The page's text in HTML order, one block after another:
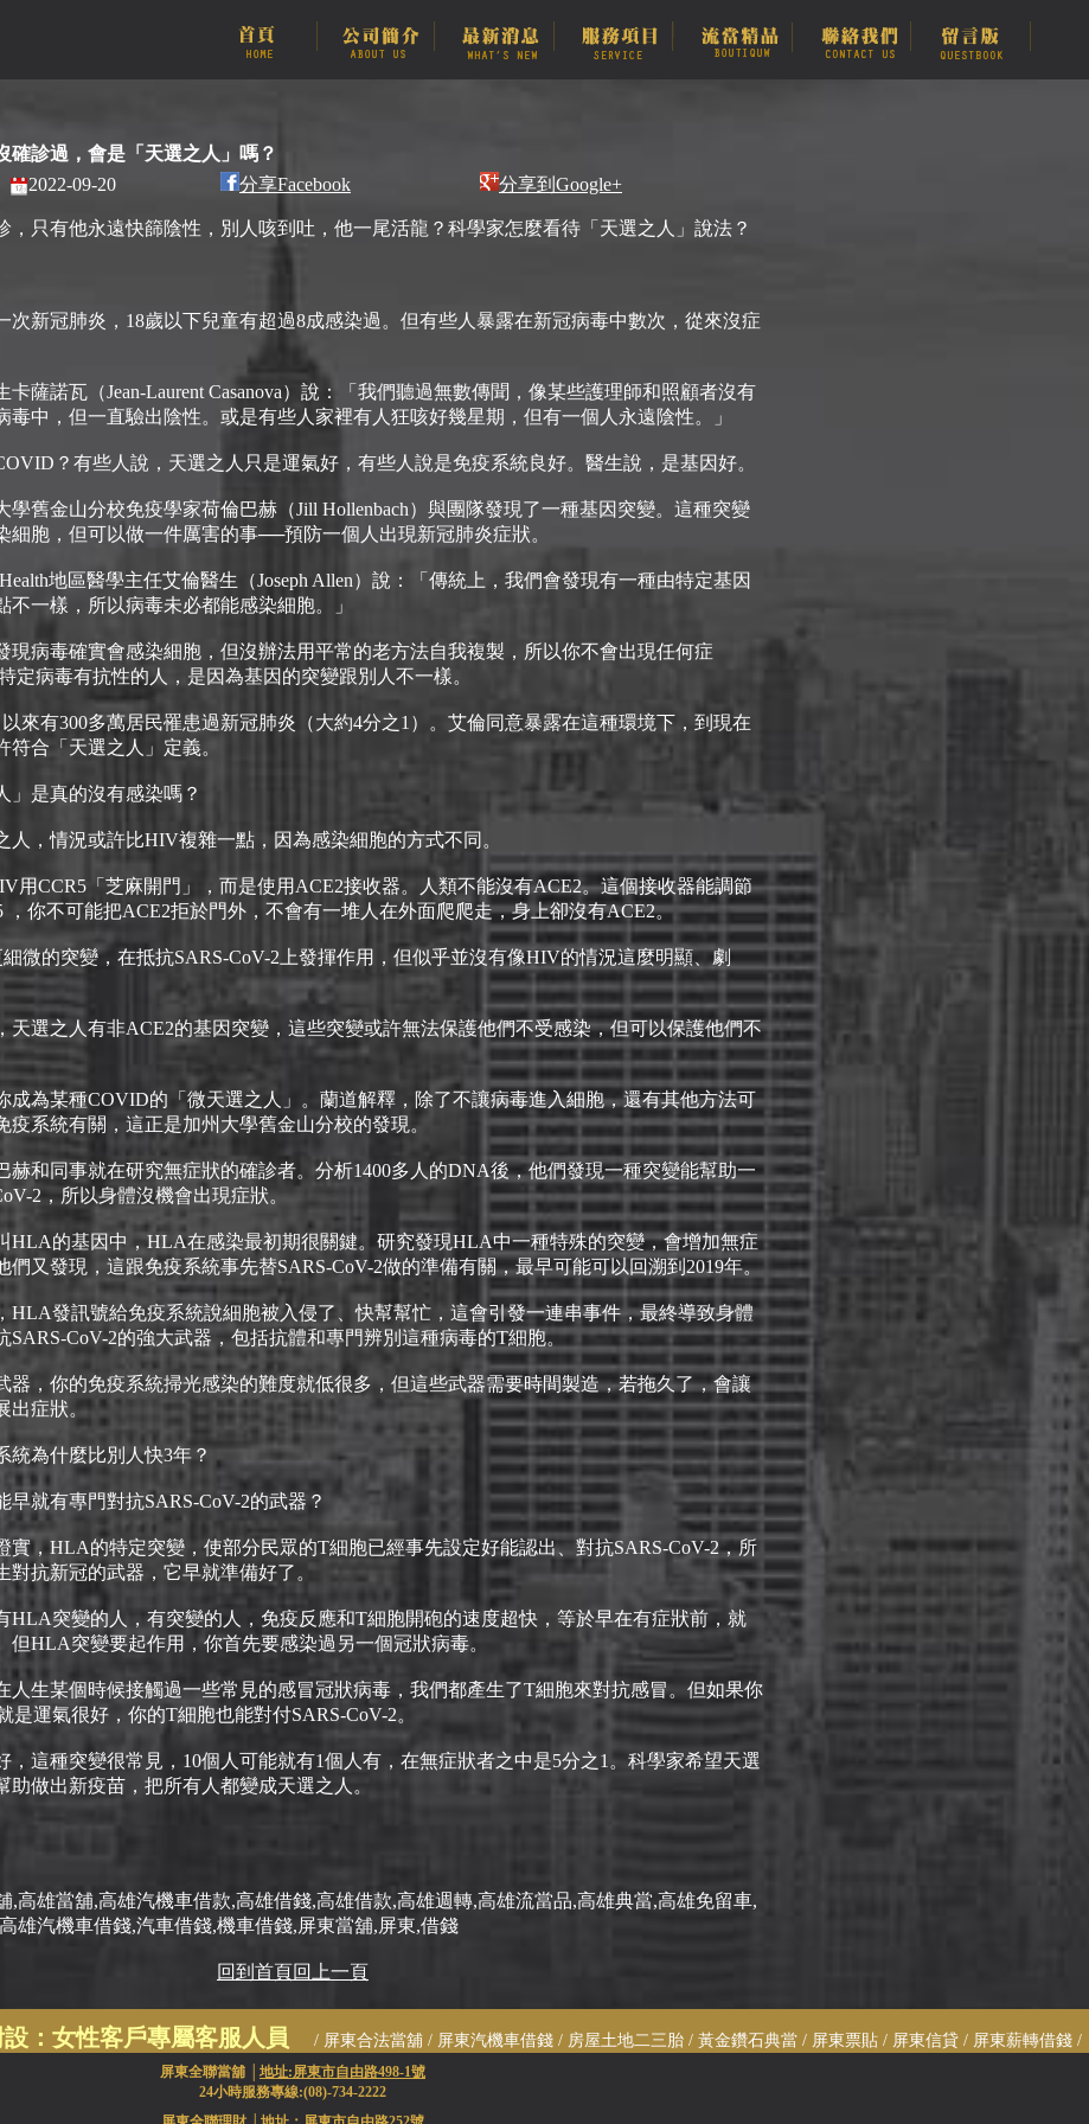
確診過，會是「天選之人」嗎？
2022-09-20 分享Facebook 分享到Google+
，只有他永遠快篩陰性，別人咳到吐，他一尾活龍？科學家怎麼看待「天選之人」說法？
次新冠肺炎，18歲以下兒童有超過8成感染過。但有些人暴露在新冠病毒中數次，從來沒症
薩諾瓦（Jean-Laurent Casanova）說：「我們聽過無數傳聞，像某些護理師和照顧者沒有
毒中，但一直驗出陰性。或是有些人家裡有人狂咳好幾星期，但有一個人永遠陰性。」
？有些人說，天選之人只是運氣好，有些人說是免疫系統良好。醫生說，是基因好。
學舊金山分校免疫學家荷倫巴赫（Jill Hollenbach）與團隊發現了一種基因突變。這種突變
細胞，但可以做一件厲害的事──預防一個人出現新冠肺炎症狀。
地區醫學主任艾倫醫生（Joseph Allen）說：「傳統上，我們會發現有一種由特定基因
不一樣，所以病毒未必都能感染細胞。」
現病毒確實會感染細胞，但沒辦法用平常的老方法自我複製，所以你不會出現任何症
定病毒有抗性的人，是因為基因的突變跟別人不一樣。
來有300多萬居民罹患過新冠肺炎（大約4分之1）。艾倫同意暴露在這種環境下，到現在
合「天選之人」定義。
」是真的沒有感染嗎？
人，情況或許比HIV複雜一點，因為感染細胞的方式不同。
用CCR5「芝麻開門」，而是使用ACE2接收器。人類不能沒有ACE2。這個接收器能調節
，你不可能把ACE2拒於門外，不會有一堆人在外面爬爬走，身上卻沒有ACE2。
微的突變，在抵抗SARS-CoV-2上發揮作用，但似乎並沒有像HIV的情況這麼明顯、劇
天選之人有非ACE2的基因突變，這些突變或許無法保護他們不受感染，但可以保護他們不
成為某種COVID的「微天選之人」。蘭道解釋，除了不讓病毒進入細胞，還有其他方法可
疫系統有關，這正是加州大學舊金山分校的發現。
赫和同事就在研究無症狀的確診者。分析1400多人的DNA後，他們發現一種突變能幫助一
2，所以身體沒機會出現症狀。
HLA的基因中，HLA在感染最初期很關鍵。研究發現HLA中一種特殊的突變，會增加無症
們又發現，這跟免疫系統事先替SARS-CoV-2做的準備有關，最早可能可以回溯到2019年。
HLA發訊號給免疫系統說細胞被入侵了、快幫幫忙，這會引發一連串事件，最終導致身體
SARS-CoV-2的強大武器，包括抗體和專門辨別這種病毒的T細胞。
器，你的免疫系統掃光感染的難度就低很多，但這些武器需要時間製造，若拖久了，會讓
出症狀。
統為什麼比別人快3年？
早就有專門對抗SARS-CoV-2的武器？
實，HLA的特定突變，使部分民眾的T細胞已經事先設定好能認出、對抗SARS-CoV-2，所
對抗新冠的武器，它早就準備好了。
HLA突變的人，有突變的人，免疫反應和T細胞開砲的速度超快，等於早在有症狀前，就
但HLA突變要起作用，你首先要感染過另一個冠狀病毒。
人生某個時候接觸過一些常見的感冒冠狀病毒，我們都產生了T細胞來對抗感冒。但如果你
運氣很好，你的T細胞也能對付SARS-CoV-2。
，這種突變很常見，10個人可能就有1個人有，在無症狀者之中是5分之1。科學家希望天選
助做出新疫苗，把所有人都變成天選之人。
,高雄當舖,高雄汽機車借款,高雄借錢,高雄借款,高雄週轉,高雄流當品,高雄典當,高雄免留車,
雄汽機車借錢,汽車借錢,機車借錢,屏東當舖,屏東,借錢
回到首頁回上一頁
設：女性客戶專屬客服人員
/ 屏東合法當舖 / 屏東汽機車借錢 / 房屋土地二三胎 / 黃金鑽石典當 / 屏東票貼 / 屏東信貸 / 屏東薪轉借錢 /
屏東全聯當舖 │ 地址:屏東市自由路498-1號
24小時服務專線:(08)-734-2222